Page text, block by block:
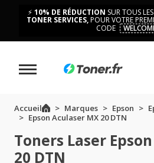
⚡ 10% DE RÉDUCTION SUR TOUS
TONER SERVICES,POUR VOTRE
CODE
Accueil Marques Epson
Epson Aculaser MX 20 DTN
Toners Laser
20 DTN